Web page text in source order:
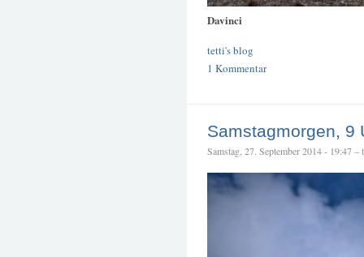
Davinci
tetti's blog
1 Kommentar
Samstagmorgen, 9
Samstag, 27. September 2014 - 19:47 –